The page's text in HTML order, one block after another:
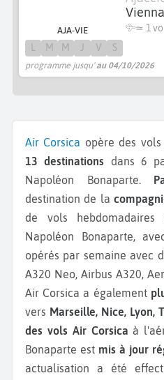
AJA-VIE
Vienna
≃ 1
programme jusqu'au 04/10/2026
L M M J V S
Air Corsica opère des
13 destinations dans 6
Napoléon Bonaparte.
destination de la
de vols
Napoléon Bonaparte,
opérés par semaine avec
A320 Neo, Airbus A320,
Air Corsica a également
vers Marseille, Nice, Lyon,
des vols Air Corsica à
Bonaparte est mis à jour
actualisation a été